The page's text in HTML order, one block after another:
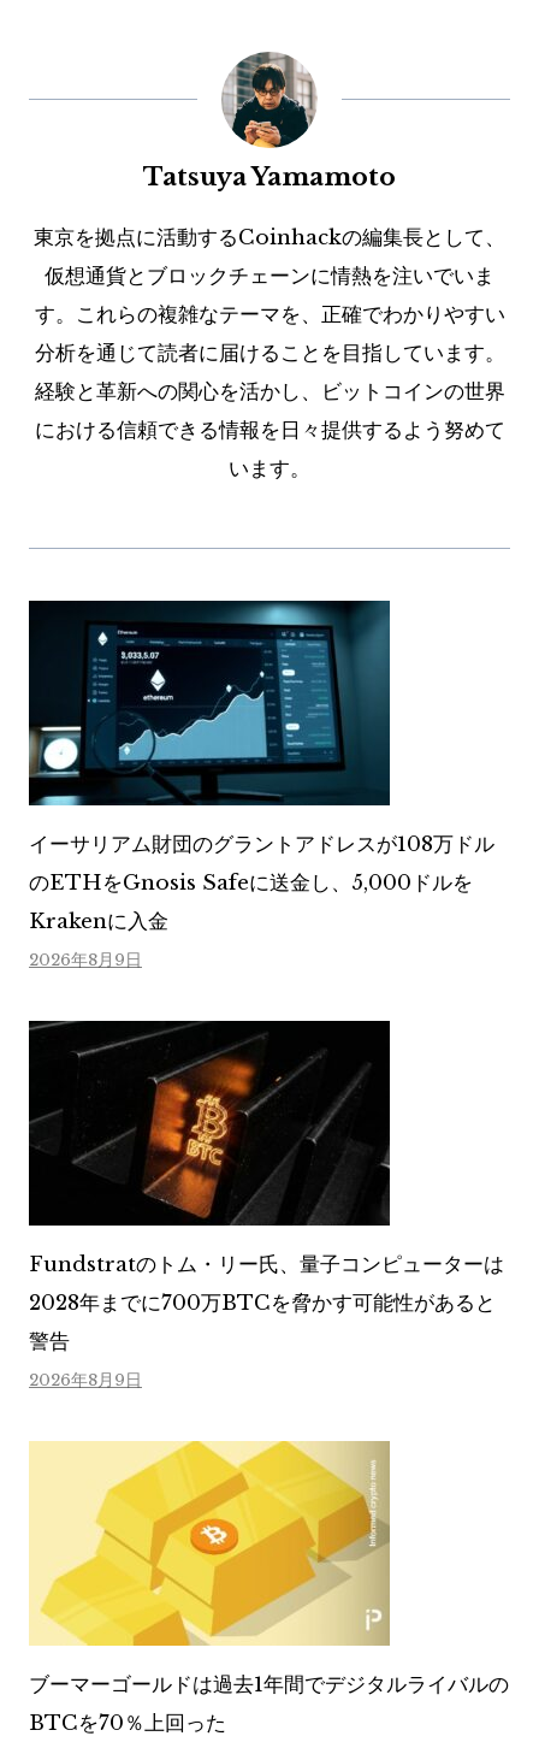
Tatsuya Yamamoto
東京を拠点に活動するCoinhackの編集長として、
仮想通貨とブロックチェーンに情熱を注いでいま
す。これらの複雑なテーマを、正確でわかりやすい
分析を通じて読者に届けることを目指しています。
経験と革新への関心を活かし、ビットコインの世界
における信頼できる情報を日々提供するよう努めて
います。
イーサリアム財団のグラントアドレスが108万ドル
のETHをGnosis Safeに送金し、5,000ドルを
Krakenに入金
2026年8月9日
Fundstratのトム・リー氏、量子コンピューターは
2028年までに700万BTCを脅かす可能性があると
警告
2026年8月9日
ブーマーゴールドは過去1年間でデジタルライバルの
BTCを70％上回った